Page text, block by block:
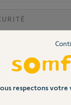
Protect
respectons votre